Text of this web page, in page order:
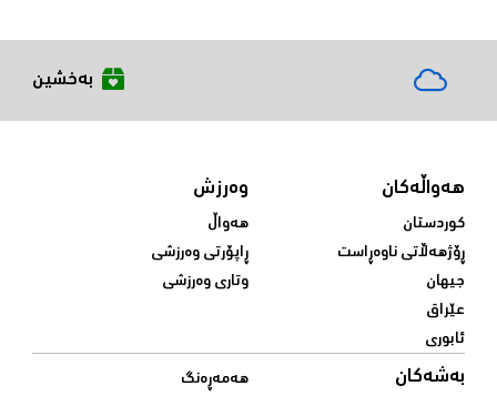
بەخشین
هەواڵەکان
کوردستان
ڕۆژهەڵاتی ناوەڕاست
جیهان
عێراق
ئابوری
وەرزش
هەواڵ
ڕاپۆرتی وەرزشی
وتاری وەرزشی
بەشەکان
هەمەڕەنگ